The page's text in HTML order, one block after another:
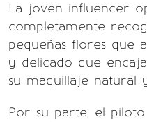
La joven influencer
completamente
pequeñas flores que
y delicado que
su maquillaje natural
Por su parte, el